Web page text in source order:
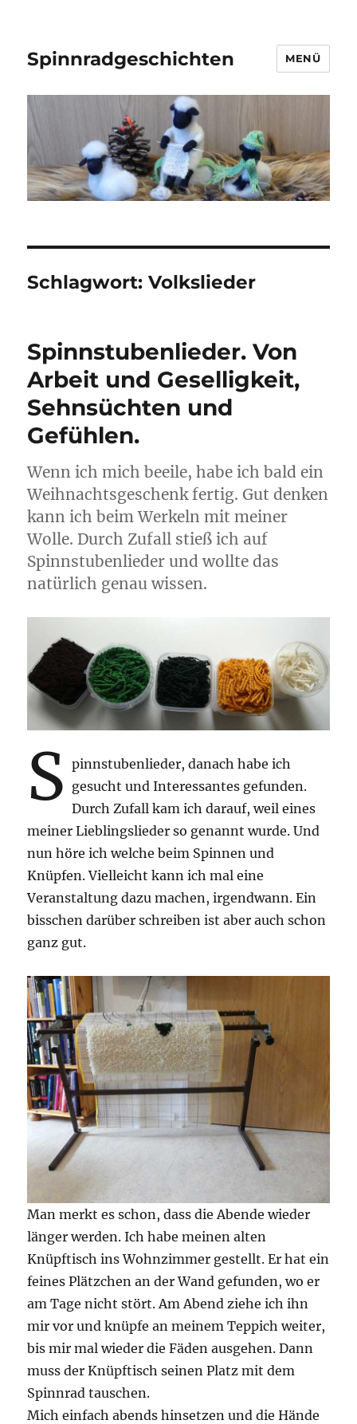
Spinnradgeschichten MENÜ
Schlagwort:Volkslieder
Spinnstubenlieder. Von
Arbeit und Geselligkeit,
Sehnsüchten und
Gefühlen.
Wenn ich mich beeile, habe ich bald ein
Weihnachtsgeschenk fertig. Gut denken
kann ich beim Werkeln mit meiner
Wolle. Durch Zufall stieß ich auf
Spinnstubenlieder und wollte das
natürlich genau wissen.
S pinnstubenlieder, danach habe ich
gesucht und Interessantes gefunden.
Durch Zufall kam ich darauf, weil eines
meiner Lieblingslieder so genannt wurde. Und
nun höre ich welche beim Spinnen und
Knüpfen. Vielleicht kann ich mal eine
Veranstaltung dazu machen, irgendwann. Ein
bisschen darüber schreiben ist aber auch schon
ganz gut.
Man merkt es schon, dass die Abende wieder
länger werden. Ich habe meinen alten
Knüpftisch ins Wohnzimmer gestellt. Er hat ein
feines Plätzchen an der Wand gefunden, wo er
am Tage nicht stört. Am Abend ziehe ich ihn
mir vor und knüpfe an meinem Teppich weiter,
bis mir mal wieder die Fäden ausgehen. Dann
muss der Knüpftisch seinen Platz mit dem
Spinnrad tauschen.
Mich einfach abends hinsetzen und die Hände